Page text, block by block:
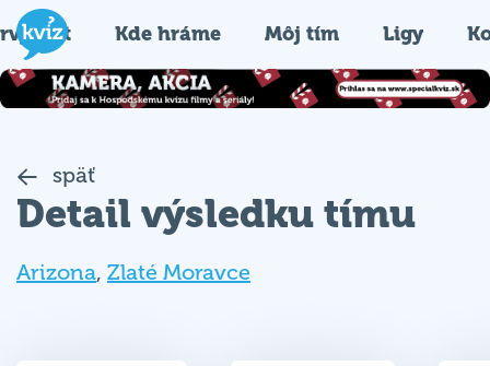
Kde hráme Môj tím Ligy
späť
Detail výsledku tímu
Arizona, Zlaté Moravce